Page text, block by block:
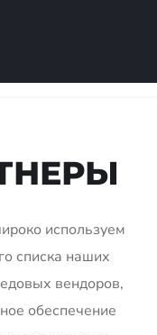
используем
списка наших
вендоров,
обеспечение